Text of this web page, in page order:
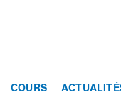
COURS